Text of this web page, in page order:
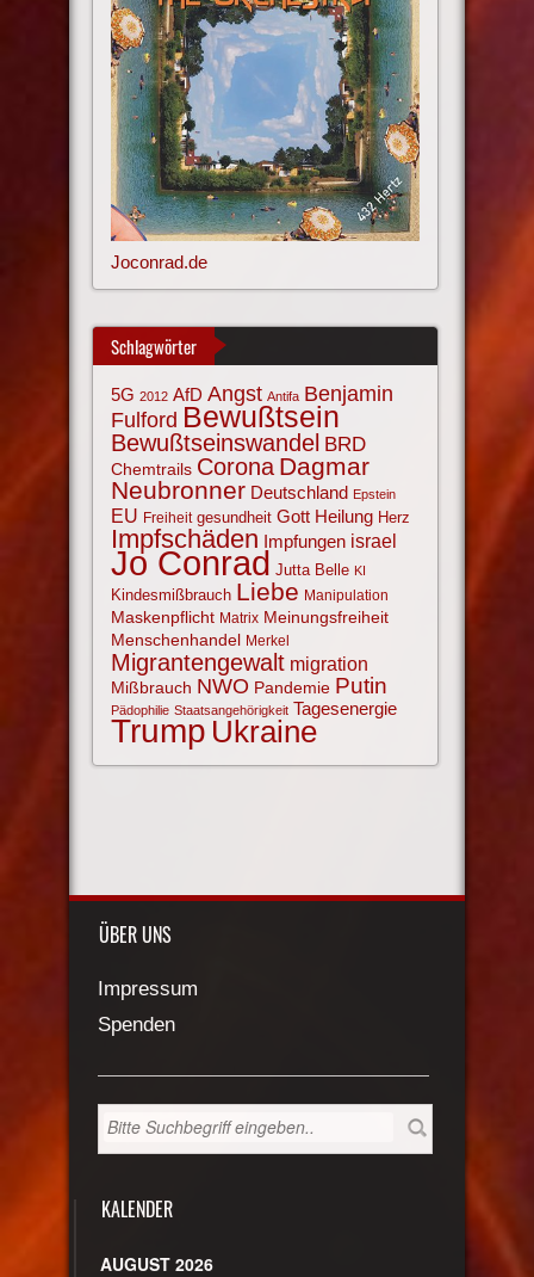
Joconrad.de
Schlagwörter
5G 2012 AfD Angst Antifa Benjamin
Fulford Bewußtsein
Bewußtseinswandel BRD
Chemtrails Corona Dagmar
Neubronner Deutschland Epstein
EU Freiheit gesundheit Gott Heilung Herz
Impfschäden Impfungen israel
Jo Conrad Jutta Belle KI
Kindesmißbrauch Liebe Manipulation
Maskenpflicht Matrix Meinungsfreiheit
Menschenhandel Merkel
Migrantengewalt migration
Mißbrauch NWO Pandemie Putin
Pädophilie Staatsangehörigkeit Tagesenergie
Trump Ukraine
ÜBER UNS
Impressum
Spenden
KALENDER
AUGUST 2026